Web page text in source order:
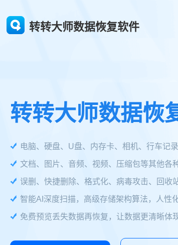
转转大师数据恢复软件
转转大师数据恢
电脑、硬盘、U盘、内存卡、相机、行车记
文档、图片、音频、视频、压缩包等其他各
误删、快捷删除、格式化、病毒攻击、回收
智能AI深度扫描，高级存储架构算法，人性
免费预览丢失数据再恢复，让数据更清晰体